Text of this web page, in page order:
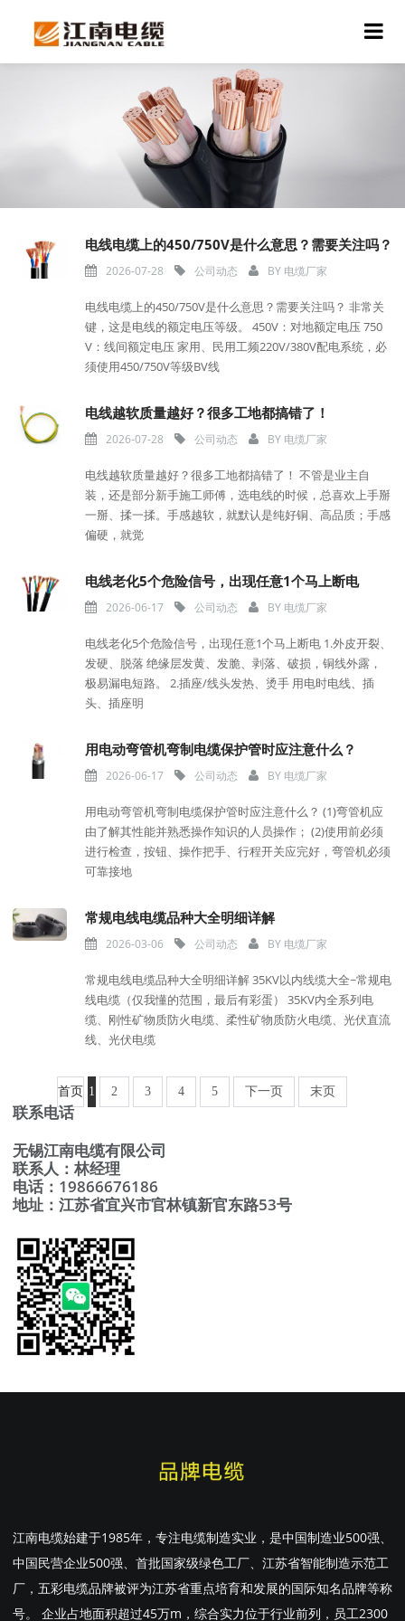
电线电缆上的450/750V是什么意思？需要关注吗？
2026-07-28 公司动态 BY 电缆厂家
电线电缆上的450/750V是什么意思？需要关注吗？ 非常关
键，这是电线的额定电压等级。 450V：对地额定电压 750
V：线间额定电压 家用、民用工频220V/380V配电系统，必
须使用450/750V等级BV线
电线越软质量越好？很多工地都搞错了！
2026-07-28 公司动态 BY 电缆厂家
电线越软质量越好？很多工地都搞错了！ 不管是业主自
装，还是部分新手施工师傅，选电线的时候，总喜欢上手掰
一掰、揉一揉。手感越软，就默认是纯好铜、高品质；手感
偏硬，就觉
电线老化5个危险信号，出现任意1个马上断电
2026-06-17 公司动态 BY 电缆厂家
电线老化5个危险信号，出现任意1个马上断电 1.外皮开裂、
发硬、脱落 绝缘层发黄、发脆、剥落、破损，铜线外露，
极易漏电短路。 2.插座/线头发热、烫手 用电时电线、插
头、插座明
用电动弯管机弯制电缆保护管时应注意什么？
2026-06-17 公司动态 BY 电缆厂家
用电动弯管机弯制电缆保护管时应注意什么？ (1)弯管机应
由了解其性能并熟悉操作知识的人员操作； (2)使用前必须
进行检查，按钮、操作把手、行程开关应完好，弯管机必须
可靠接地
常规电线电缆品种大全明细详解
2026-03-06 公司动态 BY 电缆厂家
常规电线电缆品种大全明细详解 35KV以内线缆大全~常规电
线电缆（仅我懂的范围，最后有彩蛋） 35KV内全系列电
缆、刚性矿物质防火电缆、柔性矿物质防火电缆、光伏直流
线、光伏电缆
首页 1 2 3 4 5 下一页 末页
联系电话
无锡江南电缆有限公司
联系人：林经理
电话：19866676186
地址：江苏省宜兴市官林镇新官东路53号
江南电缆始建于1985年，专注电缆制造实业，是中国制造业500强、
中国民营企业500强、首批国家级绿色工厂、江苏省智能制造示范工
厂，五彩电缆品牌被评为江苏省重点培育和发展的国际知名品牌等称
号。 企业占地面积超过45万m，综合实力位于行业前列，员工2300